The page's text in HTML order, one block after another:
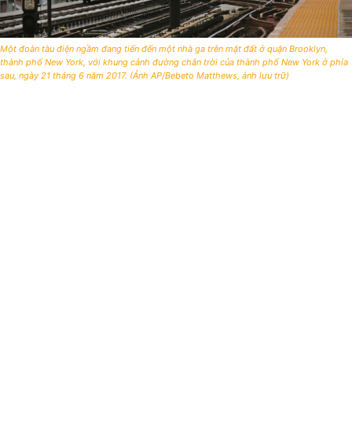
Một đoàn tàu điện ngầm đang tiến đến một nhà ga trên mặt đất ở quận Brooklyn,
thành phố New York, với khung cảnh đường chân trời của thành phố New York ở phía
sau, ngày 21 tháng 6 năm 2017. (Ảnh AP/Bebeto Matthews, ảnh lưu trữ)